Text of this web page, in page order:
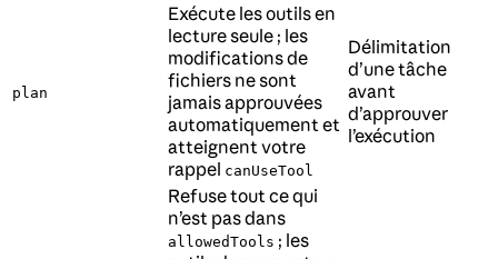
plan
Exécute les outils en
lecture seule ; les
modifications de
fichiers ne sont
jamais approuvées
automatiquement et
atteignent votre
rappel canUseTool
Délimitation
d’une tâche
avant
d’approuver
l’exécution
Refuse tout ce qui
n’est pas dans
allowedTools ; les